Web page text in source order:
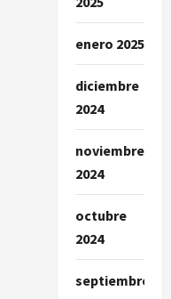
enero 2025
diciembre
2024
noviembre
2024
octubre
2024
septiembre